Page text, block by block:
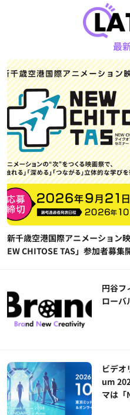
最
新千歳空港国際アニメーション
EW CHITOSE TAS」参加者募集
円谷フ
ローバ
ビデ
um
マは「